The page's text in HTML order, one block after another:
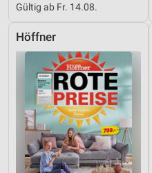
Gültig ab Fr. 14.08.
Höffner